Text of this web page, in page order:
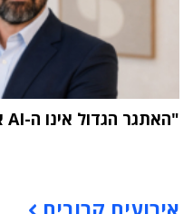
"האתגר הגדול אינו ה-AI אלא הטמעתה בארגון"
אירועים קרובים